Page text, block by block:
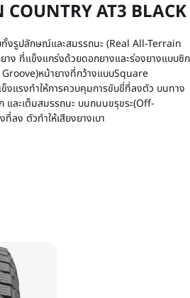
COUNTRY AT3 BLACK
รูปลักษณ์และสมรรถนะ (Real All-Terrain
ง ที่แข็งแกร่งด้วยดอกยางและร่องยางแบบซิก
หน้ายางที่กว้างแบบSquare
งแรงทำให้การควบคุมการขับขี่ที่ลงตัว บนทาง
และเต็มสมรรถนะ บนถนนขรุขระ(Off-
ลง ตัวทำให้เสียงยางเบา